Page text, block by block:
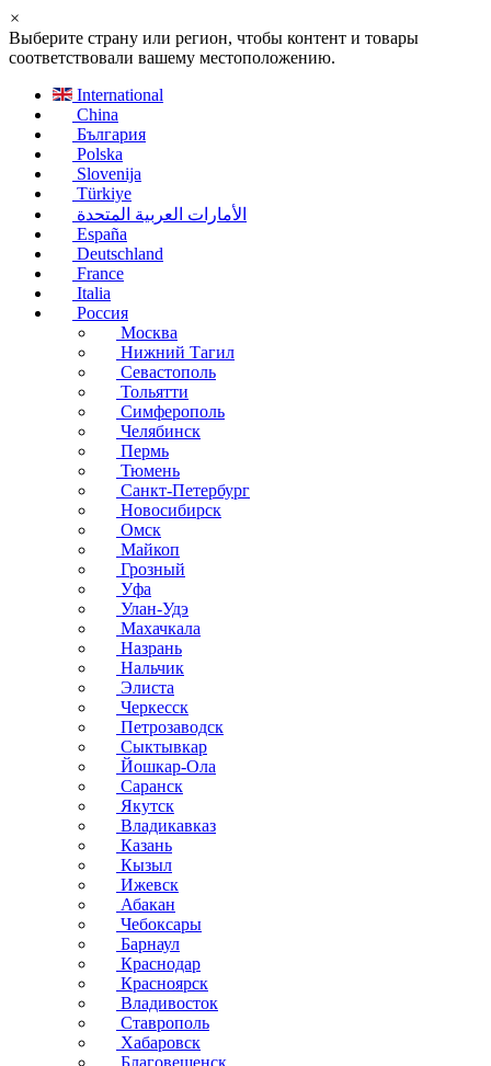
×
Выберите страну или регион, чтобы контент и товары
соответствовали вашему местоположению.
International
China
България
Polska
Slovenija
Türkiye
الأمارات العربية المتحدة
España
Deutschland
France
Italia
Россия
Москва
Нижний Тагил
Севастополь
Тольятти
Симферополь
Челябинск
Пермь
Тюмень
Санкт-Петербург
Новосибирск
Омск
Майкоп
Грозный
Уфа
Улан-Удэ
Махачкала
Назрань
Нальчик
Элиста
Черкесск
Петрозаводск
Сыктывкар
Йошкар-Ола
Саранск
Якутск
Владикавказ
Казань
Кызыл
Ижевск
Абакан
Чебоксары
Барнаул
Краснодар
Красноярск
Владивосток
Ставрополь
Хабаровск
Благовещенск